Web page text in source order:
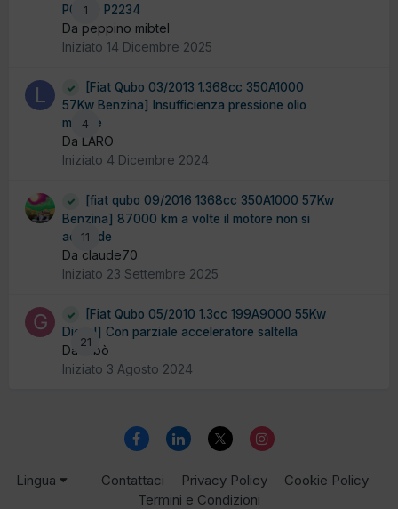
1
P0380 P2234
Da peppino mibtel
Iniziato 14 Dicembre 2025
4
[Fiat Qubo 03/2013 1.368cc 350A1000
57Kw Benzina] Insufficienza pressione olio
motore
Da LARO
Iniziato 4 Dicembre 2024
11
[fiat qubo 09/2016 1368cc 350A1000 57Kw
Benzina] 87000 km a volte il motore non si
accende
Da claude70
Iniziato 23 Settembre 2025
21
[Fiat Qubo 05/2010 1.3cc 199A9000 55Kw
Diesel] Con parziale acceleratore saltella
Da Gibò
Iniziato 3 Agosto 2024
Lingua Contattaci Privacy Policy
Cookie Policy
Termini e Condizioni